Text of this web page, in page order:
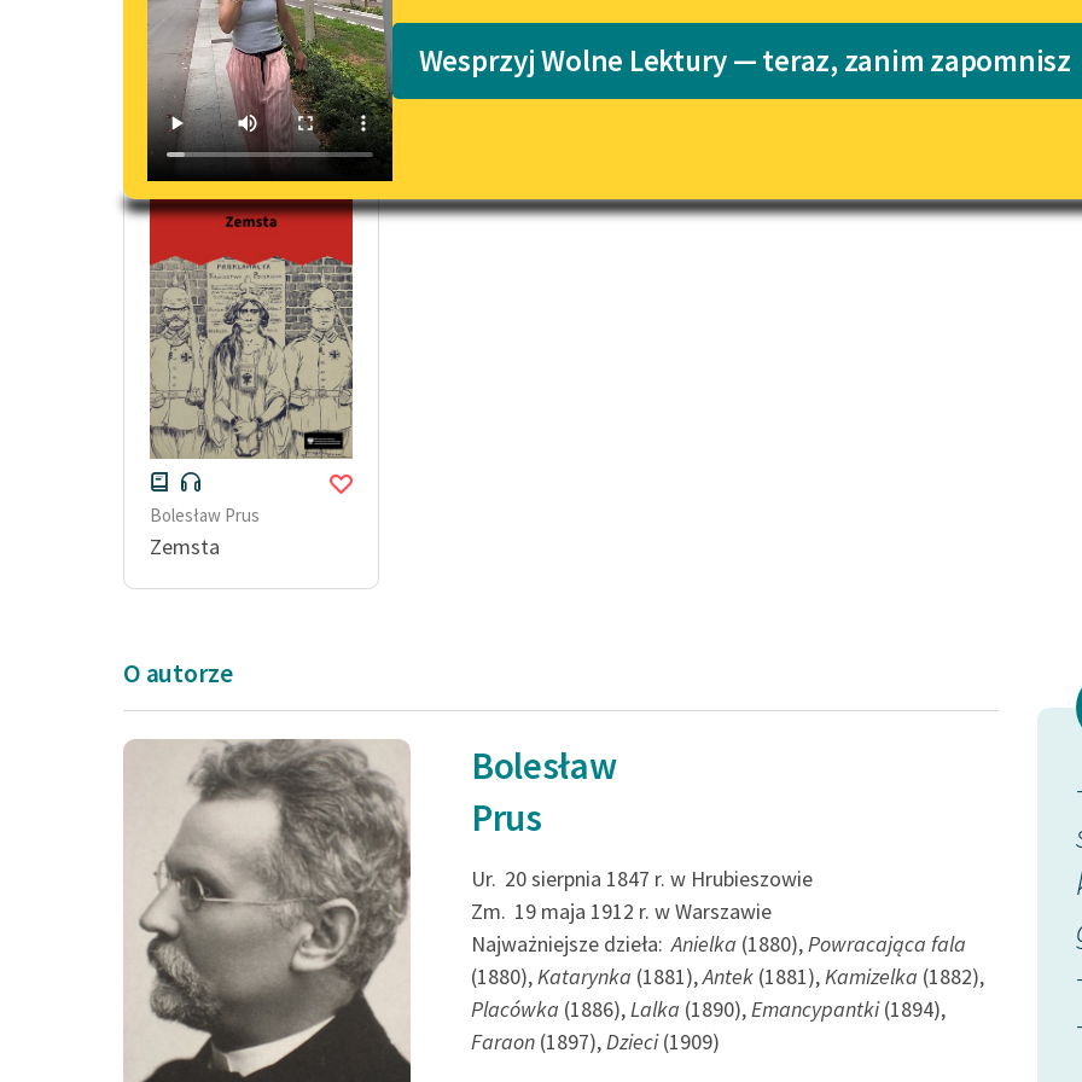
Lektury szkolne i klasyka
literatury do słuchania dla
E-kolekcja lektur szkolnych i
literatury do słuchania dla
Katalog
Katalog w
Wesprzyj Wolne Lektury — teraz, zanim zapomnisz
Opowiadanie Modernizm Bolesław Prus
Bolesław Prus
Zemsta
O autorze
Bolesław
Prus
Ur. 20 sierpnia 1847 r. w Hrubieszowie
Zm. 19 maja 1912 r. w Warszawie
Najważniejsze dzieła: Anielka (1880), Powracająca fala
(1880), Katarynka (1881),Antek (1881), Kamizelka (1882),
Placówka (1886), Lalka (1890), Emancypantki(1894),
Faraon (1897), Dzieci(1909)
Droga ciągnęła się aleją
lipową, mającą z wiorstę
długości. Po obu stronach
leżało szare pole...
Bolesław Prus, Lalka, Lalka, tom drugi
nauczono widzieć w
kobietach anioły...
Bolesław Prus, Lalka, Lalka, tom drugi